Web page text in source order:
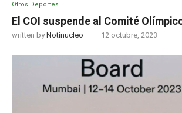
Otros Deportes
El COI suspende al Comité
written byNotinucleo 12 octubre, 2023